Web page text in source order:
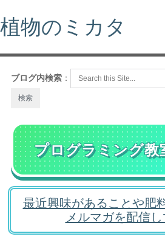
植物のミカタ
ブログ内検索 ：
プログラミング教
最近興味があることや肥
メルマガを配信